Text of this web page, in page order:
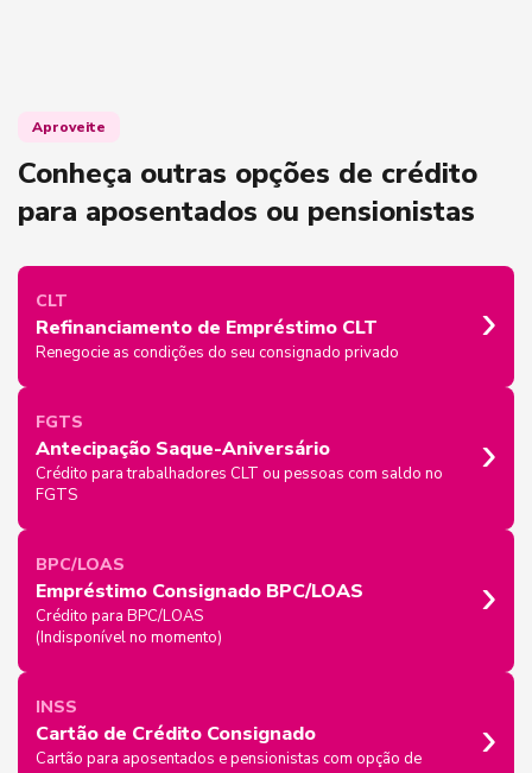
Aproveite
Conheça outras opções de crédito
para aposentados ou pensionistas
CLT
Refinanciamento de Empréstimo CLT
Renegocie as condições do seu consignado privado ›
FGTS
Antecipação Saque-Aniversário
Crédito para trabalhadores CLT ou pessoas com saldo no
FGTS
›
BPC/LOAS
Empréstimo Consignado BPC/LOAS
Crédito para BPC/LOAS
(Indisponível no momento)
›
INSS
Cartão de Crédito Consignado
Cartão para aposentados e pensionistas com opção de
›